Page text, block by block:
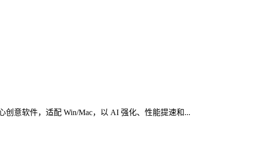
创意软件，适配 Win/Mac，以 AI 强化、性能提速和...